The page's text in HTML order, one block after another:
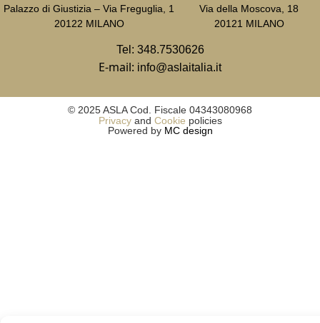
Palazzo di Giustizia – Via Freguglia, 1
20122 MILANO
Via della Moscova, 18
20121 MILANO
Tel: 348.7530626
E-mail: info@aslaitalia.it
© 2025 ASLA Cod. Fiscale 04343080968
Privacyand Cookie policies
Powered by MC design